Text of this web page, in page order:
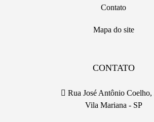
Contato
Mapa do site
CONTATO
Rua José Antônio Coelho,
Vila Mariana - SP